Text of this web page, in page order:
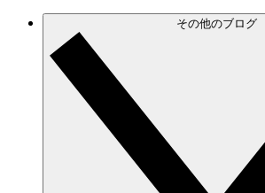
その他のブログ